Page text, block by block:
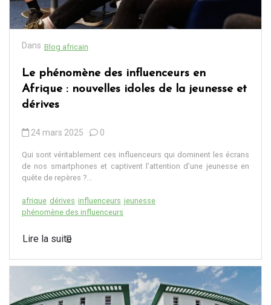
Dans Blog africain
Le phénomène des influenceurs en
Afrique : nouvelles idoles de la jeunesse et
dérives
24 mars 2025 0
Qui sont véritablement ces influenceurs qui dominent les écrans
de nos smartphones et captivent l’attention d’une jeunesse en
quête de repères ?...
afrique dérives influenceurs jeunesse
phénomène des influenceurs
Lire la suite